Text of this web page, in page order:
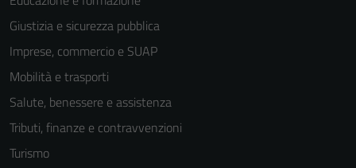
Giustizia e sicurezza pubblica
Imprese, commercio e SUAP
Mobilità e trasporti
Salute, benessere e assistenza
Tributi, finanze e contravvenzioni
Turismo